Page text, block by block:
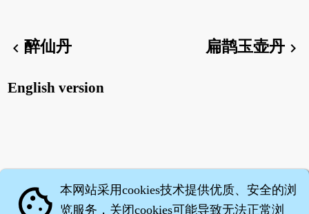
chevron_left 醉仙丹 扁鹊玉壶丹chevron_right
English version
cookie 本网站采用cookies技术提供优质、安全的浏
览服务，关闭cookies可能导致无法正常浏